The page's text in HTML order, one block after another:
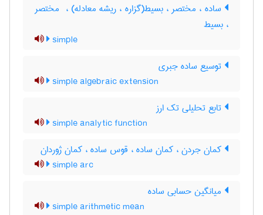
ساده ، مختصر ، بسیط(گزاره ، ریشه معادله) ، ‌ مختصر
، بسیط
simple
توسیع ساده جبری
simple algebraic extension
تابع تحلیلی تک ارز
simple analytic function
کمان جردن ، کمان ساده ، قوس ساده ، کمان ژوردان
simple arc
میانگین حسابی ساده
simple arithmetic mean